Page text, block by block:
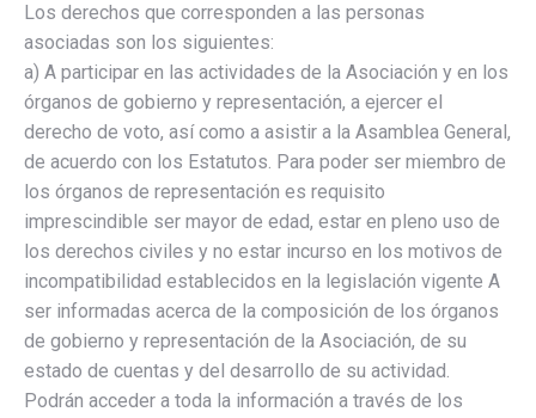
Los derechos que corresponden a las personas
asociadas son los siguientes:
a) A participar en las actividades de la Asociación y en los
órganos de gobierno y representación, a ejercer el
derecho de voto, así como a asistir a la Asamblea General,
de acuerdo con los Estatutos. Para poder ser miembro de
los órganos de representación es requisito
imprescindible ser mayor de edad, estar en pleno uso de
los derechos civiles y no estar incurso en los motivos de
incompatibilidad establecidos en la legislación vigente A
ser informadas acerca de la composición de los órganos
de gobierno y representación de la Asociación, de su
estado de cuentas y del desarrollo de su actividad.
Podrán acceder a toda la información a través de los